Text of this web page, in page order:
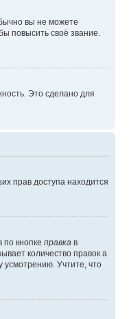
вы не можете
повысить своё звание.
Это сделано для
прав доступа находится
кнопке правка в
количество правок а
усмотрению. Учтите, что